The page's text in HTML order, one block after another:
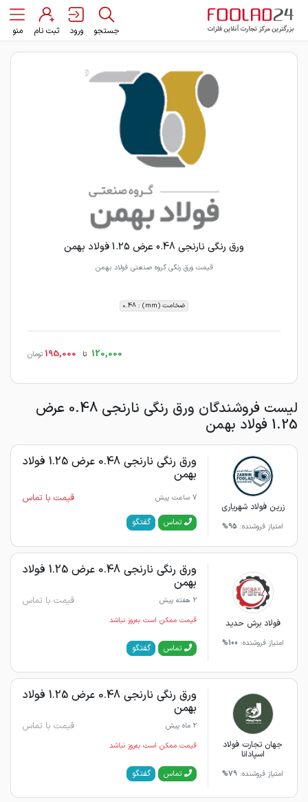
جستجو ورود ثبت نام منو
ورق رنگی نارنجی 0.48 عرض 1.25 فولاد بهمن
قیمت ورق رنگی گروه صنعتی فولاد بهمن
ضخامت (mm) : 0.48
120,000 تا 195,000 تومان
لیست فروشندگان ورق رنگی نارنجی 0.48 عرض
1.25 فولاد بهمن
زرین فولاد شهریاری
امتیاز فروشنده: 95%
ورق رنگی نارنجی 0.48 عرض 1.25 فولاد
بهمن
7 ساعت پیش قیمت با تماس
تماس گفتگو
فولاد برش حدید
امتیاز فروشنده: 100%
ورق رنگی نارنجی 0.48 عرض 1.25 فولاد
بهمن
2 هفته پیش قیمت با تماس
قیمت ممکن است به‌روز نباشد
تماس گفتگو
جهان تجارت فولاد
اسپادانا
امتیاز فروشنده: 79%
ورق رنگی نارنجی 0.48 عرض 1.25 فولاد
بهمن
2 ماه پیش قیمت با تماس
قیمت ممکن است به‌روز نباشد
تماس گفتگو